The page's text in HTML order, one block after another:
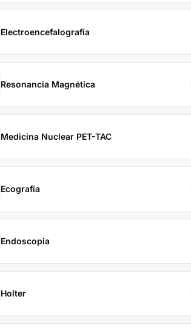
Electroencefalografía
Resonancia Magnética
Medicina Nuclear PET-TAC
Ecografía
Endoscopia
Holter